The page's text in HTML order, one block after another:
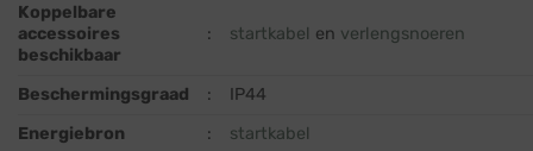
Koppelbare
accessoires
beschikbaar
: startkabel en verlengsnoeren
Beschermingsgraad :
IP44
Energiebron
:
startkabel